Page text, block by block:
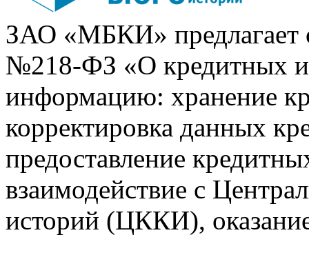
ЗАО «МБКИ» предлагает
№218-ФЗ «О кредитных
информацию: хранение
корректировка данных
предоставление
взаимодействие с
историй (ЦККИ),